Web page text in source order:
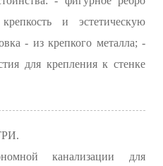
и эстетическую
- из крепкого металла; -
для крепления к стенке
канализации для